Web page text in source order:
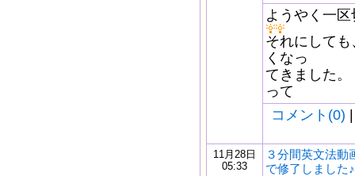
ようやく一
それにして
くなっ
てきました
って
コメント(0)
11月28日
05:33
３分間英文法動
で修了しました♪